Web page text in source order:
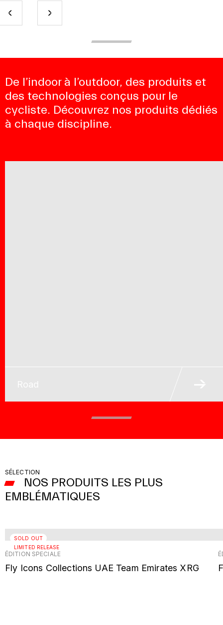
De l’indoor à l’outdoor, des produits et
des technologies conçus pour le
cycliste. Découvrez nos produits dédiés
à chaque discipline.
Road
SÉLECTION
NOS PRODUITS LES PLUS
EMBLÉMATIQUES
SOLD OUT
LIMITED RELEASE
ÉDITION SPÉCIALE
Fly Icons Collections UAE Team Emirates XRG